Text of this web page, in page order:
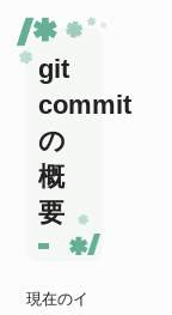
git
commit
の
概
要
現在のイ